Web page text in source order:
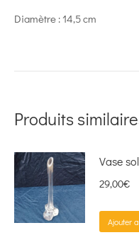
Diamètre : 14,5 cm
Produits
Vase
29,00€
Ajouter